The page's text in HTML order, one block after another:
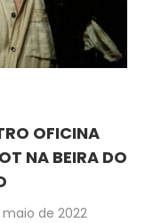
OFICINA
NA BEIRA DO
de 2022